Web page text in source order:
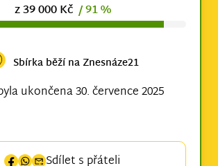
z 39 000 Kč / 91 %
Sbírka běží na Znesnáze21
ukončena 30. července 2025
Sdílet s přáteli